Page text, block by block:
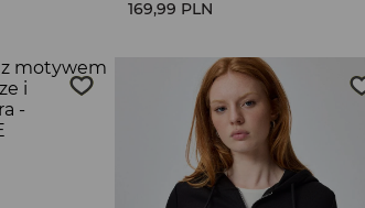
169,99 PLN